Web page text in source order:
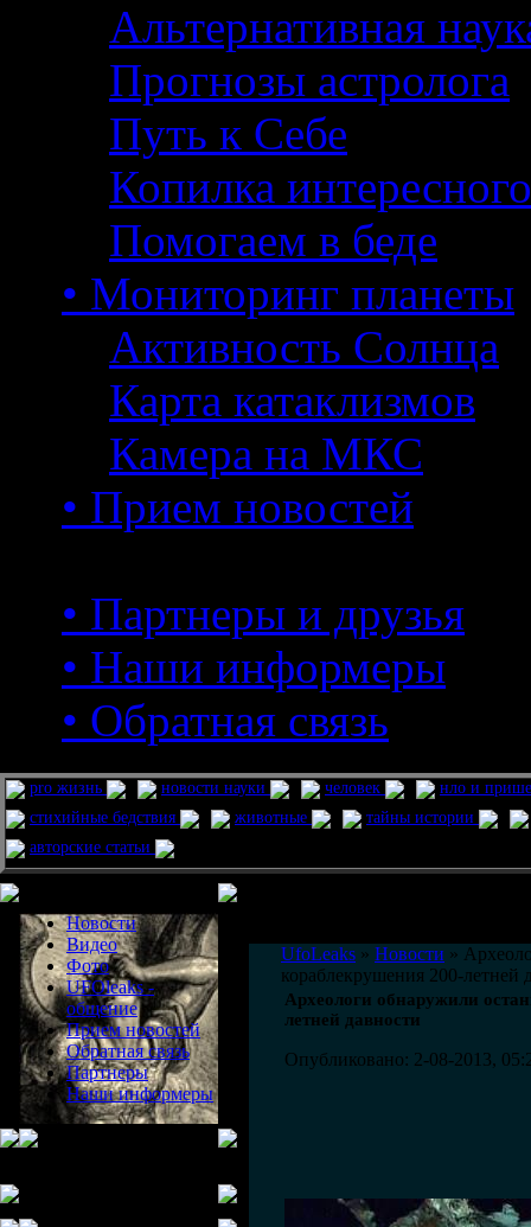
Альтернативная
Прогнозы астролога
Путь к Себе
Копилка интересного
Помогаем в беде
• Мониторинг планеты
Активность Солнца
Карта катаклизмов
Камера на МКС
• Прием новостей
• Партнеры и друзья
• Наши информеры
• Обратная связь
pro жизнь новости науки человек
нло и
стихийные бедствия
животные
тайны истории
авторские статьи
Новости
Видео
Фото
UFOleaks -
общение
Прием новостей
Обратная связь
Партнеры
Наши информеры
UfoLeaks » Новости »
кораблекрушения 200-летней
Археологи обнаружили
летней давности
Опубликовано: 2-08-2013,